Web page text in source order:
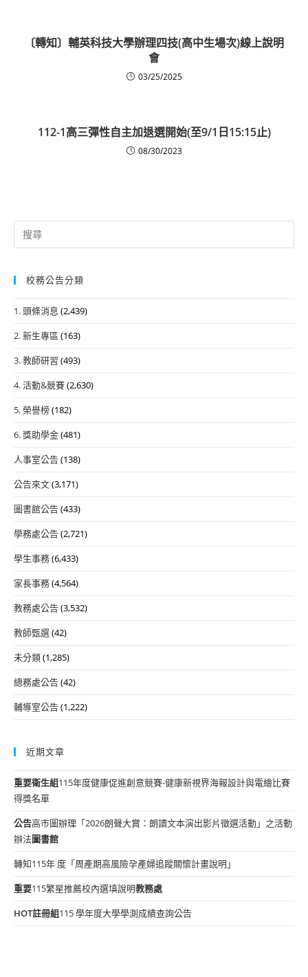
〔轉知〕輔英科技大學辦理四技(高中生場次)線上說明
會
03/25/2025
112-1高三彈性自主加退選開始(至9/1日15:15止)
08/30/2023
Search
for:
校務公告分類
1. 頭條消息 (2,439)
2. 新生專區 (163)
3. 教師研習 (493)
4. 活動&競賽(2,630)
5. 榮譽榜(182)
6. 獎助學金(481)
人事室公告(138)
公告來文(3,171)
圖書館公告(433)
學務處公告(2,721)
學生事務(6,433)
家長事務(4,564)
教務處公告(3,532)
教師甄選(42)
未分類(1,285)
總務處公告(42)
輔導室公告(1,222)
近期文章
重要衛生組115年度健康促進創意競賽-健康新視界海報設計與電繪比賽
得獎名單
公告高市圖辦理「2026朗聲大賞：朗讀文本演出影片徵選活動」之活動
辦法圖書館
轉知115年 度「周產期高風險孕產婦追蹤關懷計畫說明」
重要115繁星推薦校內選填說明教務處
HOT註冊組115 學年度大學學測成績查詢公告